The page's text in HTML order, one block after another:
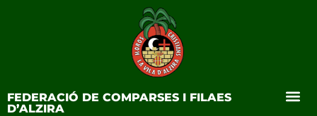
FEDERACIÓ DE COMPARSES I FILAES
D’ALZIRA